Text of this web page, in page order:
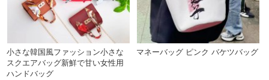
小さな韓国風ファッション小さな
スクエアバッグ新鮮で甘い女性用
ハンドバッグ
マネーバッグ ピンク バケツバッグ